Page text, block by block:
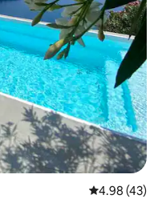
5 ರಲ್ಲಿ 4.98
4.98 (43)